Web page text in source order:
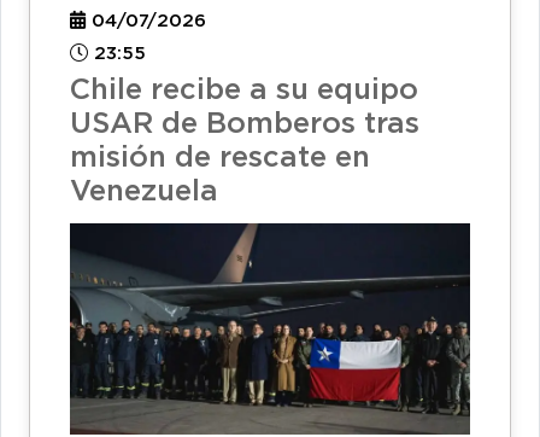
04/07/2026
23:55
Chile recibe a su equipo
USAR de Bomberos tras
misión de rescate en
Venezuela